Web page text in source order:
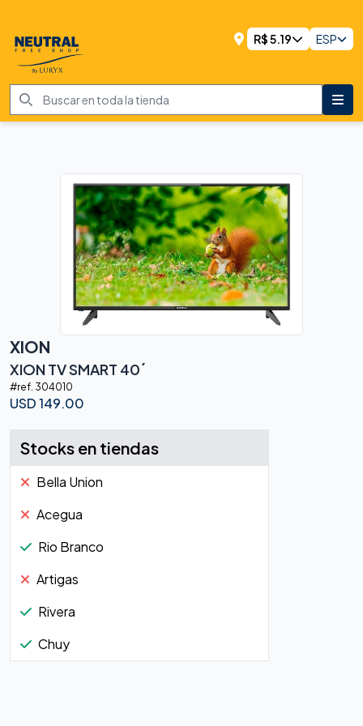
R$5.19 ESP
XION
XION TV SMART 40´
#ref. 304010
USD149.00
Stocks en tiendas
Bella Union
Acegua
Rio Branco
Artigas
Rivera
Chuy